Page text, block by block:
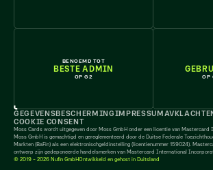
BENOEMD TOT
BESTE ADMIN
OP G2 OP
GEGEVENSBESCHERMINGIMPRESSUMAV
COOKIE CONSENT
Moss Cards wordt uitgegeven door Moss GmbH onder een licentie van
Moss GmbH is gemachtigd en gereglementeerd door de Duitse Federale
Markten (BaFin) als een elektronischgeldinstelling (licentienummer 159024).
ontwerp zijn gedeponeerde handelsmerken van Mastercard International
© 2019 - 2026 Nufin GmbHOntwikkeld en gehost in Duitsland